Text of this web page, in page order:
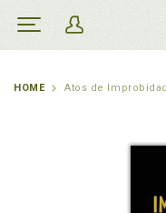
HOME Atos de